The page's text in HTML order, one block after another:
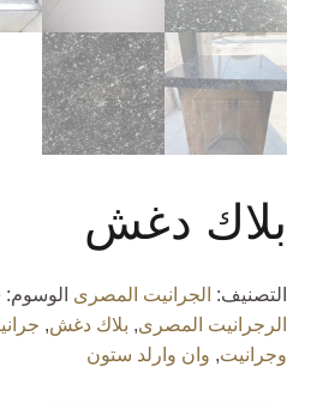
بلاك دغش
التصنيف: الجرانيت المصرى الوسوم:
الرجرانيت المصرى, بلاك دغش,
وجرانيت, وان وارلد ستون